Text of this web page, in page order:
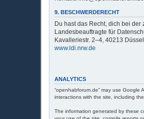
9. BESCHWERDERECHT
Du hast das Recht, dich bei
Landesbeauftragte für
Kavalleriestr. 2–4, 40213
www.ldi.nrw.de
ANALYTICS
“openhabforum.de” may use Google
interactions with the site, including
The information generated by these